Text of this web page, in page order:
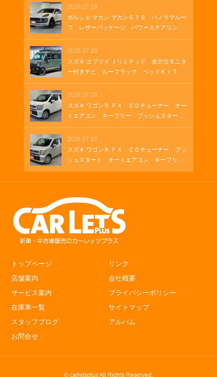
２．０ ルーフレール 純正ナビ プロパイ
ロット メモリーナビゲーション ＬＥＤヘ
ッドランプ オートマチックハイビーム 車
2026.07.29
ポルシェ マカン マカンＧＴＳ パノラマルー
フ レザーパッケージ パワーステアリング
プラス シートヒーター ２１インチＲＳ
Ｓｐｙｄｅｒデザインホイール アダプティ
ブクルーズコントロール アダプティブエア
サスペンション ＥＴＣ２．０
2026.07.29
スズキ エブリイ Ｊリミテッド 全方位モニタ
ー付きナビ ルーフラック ベッドＫＩＴ
グリルガードバー ＥＴＣ ラバーマット
ＬＥＤヘッドランプ ＬＥＤフォグランプ
オートエアコン 両側パワースライド ＵＳ
Ｂソケット ＨＤＭＩ
2026.07.29
スズキ ワゴンＲ ＦＸ ＣＤチューナー オー
トエアコン キーフリー プッシュスター
ト シートヒーター
2026.07.29
スズキ ワゴンＲ ＦＸ ＣＤチューナー プッ
シュスタート オートエアコン キーフリ
ー シートヒーター
トップページ
店舗案内
サービス案内
在庫車一覧
スタッフブログ
お問合せ
リンク
会社概要
プライバシーポリシー
サイトマップ
アルバム
© carletsplus All Rights Reserved.